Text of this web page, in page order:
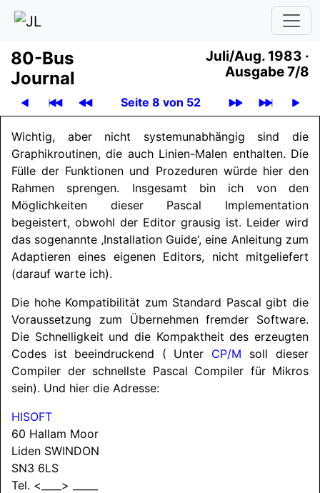
80-Bus
Journal
Juli/Aug. 1983 ·
Ausgabe 7/8
Seite 8 von 52
Wichtig, aber nicht systemunabhängig sind die
Graphikroutinen, die auch Linien-Malen enthalten. Die
Fülle der Funktionen und Prozeduren würde hier den
Rahmen sprengen. Insgesamt bin ich von den
Möglichkeiten dieser Pascal Implementation
begeistert, obwohl der Editor grausig ist. Leider wird
das sogenannte ‚Installation Guide‘, eine Anleitung zum
Adaptieren eines eigenen Editors, nicht mitgeliefert
(darauf warte ich).
Die hohe Kompatibilität zum Standard Pascal gibt die
Voraussetzung zum Übernehmen fremder Software.
Die Schnelligkeit und die Kompaktheit des erzeugten
Codes ist beeindruckend ( Unter CP/M soll dieser
Compiler der schnellste Pascal Compiler für Mikros
sein). Und hier die Adresse:
HISOFT
60 Hallam Moor
Liden SWINDON
SN3 6LS
Tel. <____> _____